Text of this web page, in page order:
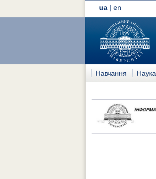
ua| en
Навчання Наука